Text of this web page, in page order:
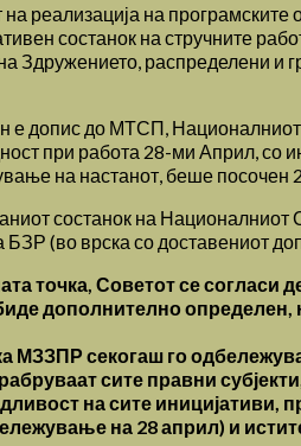
на реализација на
состанок на стручните
Здружението, распределени и
е допис до МТСП,
при работа 28-ми Април, со
на настанот, беше посочен
состанок на Националниот
(во врска со доставениот
точка, Советот се согласи
дополнително определен,
МЗЗПР секогаш го
сите правни
на сите иницијативи,
на 28 април) и